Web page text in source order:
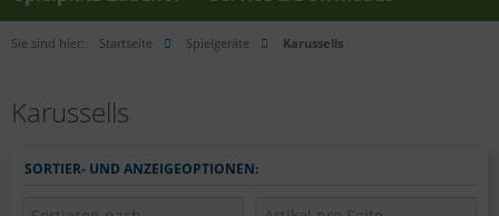
Sie sind hier: Startseite Spielgeräte Karussells
Karussells
SORTIER- UND ANZEIGEOPTIONEN: